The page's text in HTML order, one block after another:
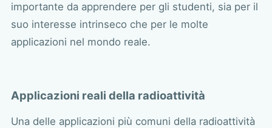
importante da apprendere per gli studenti, sia per il
suo interesse intrinseco che per le molte
applicazioni nel mondo reale.
Applicazioni reali della radioattività
Una delle applicazioni più comuni della radioattività